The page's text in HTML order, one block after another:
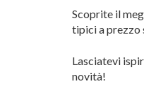
Scoprite il
tipici a prezzo
Lasciatevi
novità!